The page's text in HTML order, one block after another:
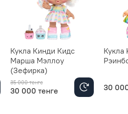
Кукла Кинди Кидс
Марша Мэллоу
(Зефирка)
35 000 тенге
30 000 тенге
Кукла
30